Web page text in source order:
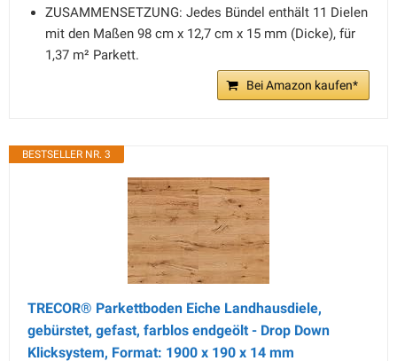
ZUSAMMENSETZUNG: Jedes Bündel enthält 11 Dielen
mit den Maßen 98 cm x 12,7 cm x 15 mm (Dicke), für
1,37 m² Parkett.
Bei Amazon kaufen*
BESTSELLER NR. 3
TRECOR® Parkettboden Eiche Landhausdiele,
gebürstet, gefast, farblos endgeölt - Drop Down
Klicksystem, Format: 1900 x 190 x 14 mm